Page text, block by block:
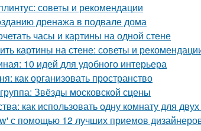
советы и рекомендации
дренажа в подвале дома
часы и картины на одной стене
картины на стене: советы и
10 идей для удобного интерьера
как организовать пространство
Звёзды московской сцены
как использовать одну комнату для
с помощью 12 лучших приемов